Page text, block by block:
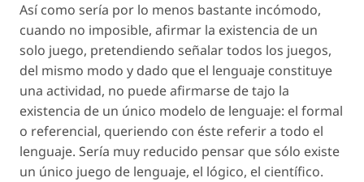
Así como sería por lo menos bastante incómodo,
cuando no imposible, afirmar la existencia de un
solo juego, pretendiendo señalar todos los juegos,
del mismo modo y dado que el lenguaje constituye
una actividad, no puede afirmarse de tajo la
existencia de un único modelo de lenguaje: el formal
o referencial, queriendo con éste referir a todo el
lenguaje. Sería muy reducido pensar que sólo existe
un único juego de lenguaje, el lógico, el científico.